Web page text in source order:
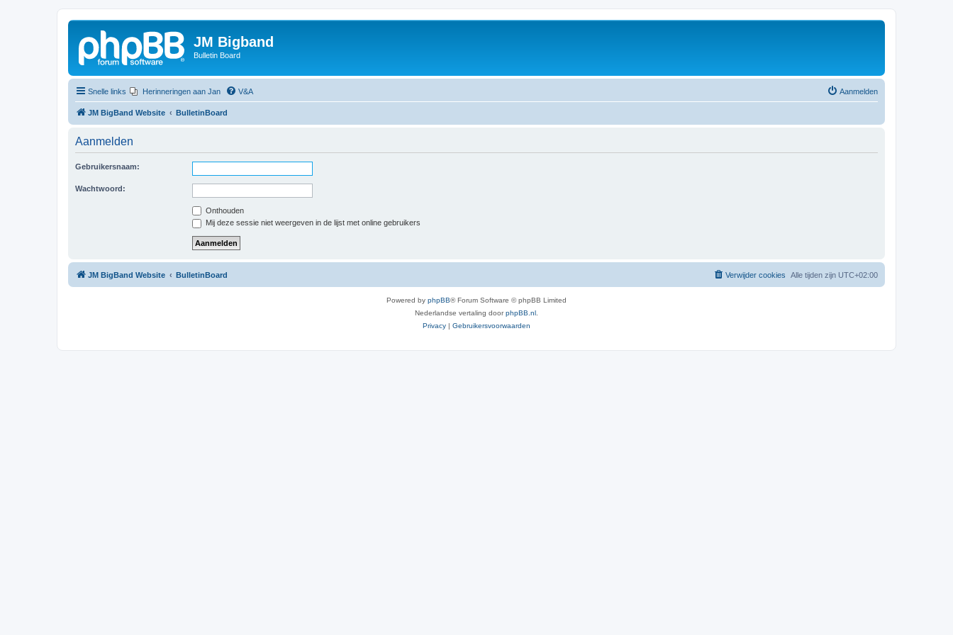
JM Bigband
Bulletin Board
Snelle links Herinneringen aan Jan V&A Aanmelden
JM BigBand Website BulletinBoard
Aanmelden
Gebruikersnaam:
Wachtwoord:
Onthouden
Mij deze sessie niet weergeven in de lijst met online gebruikers
JM BigBand Website BulletinBoard Alle tijden zijn UTC+02:00
Verwijder cookies
Powered by phpBB® Forum Software © phpBB Limited
Nederlandse vertaling doorphpBB.nl
Privacy | Gebruikersvoorwaarden